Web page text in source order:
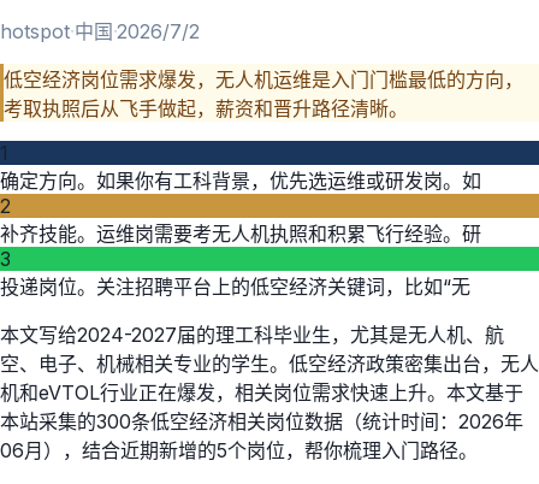
hotspot·中国·2026/7/2
低空经济岗位需求爆发，无人机运维是入门门槛最低的方向，
考取执照后从飞手做起，薪资和晋升路径清晰。
1
确定方向。如果你有工科背景，优先选运维或研发岗。如
2
补齐技能。运维岗需要考无人机执照和积累飞行经验。研
3
投递岗位。关注招聘平台上的低空经济关键词，比如“无
本文写给2024-2027届的理工科毕业生，尤其是无人机、航
空、电子、机械相关专业的学生。低空经济政策密集出台，无人
机和eVTOL行业正在爆发，相关岗位需求快速上升。本文基于
本站采集的300条低空经济相关岗位数据（统计时间：2026年
06月），结合近期新增的5个岗位，帮你梳理入门路径。